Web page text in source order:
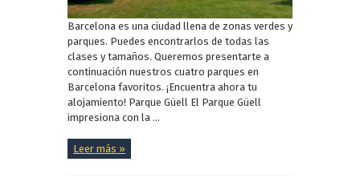
Barcelona es una ciudad llena de zonas verdes y
parques. Puedes encontrarlos de todas las
clases y tamaños. Queremos presentarte a
continuación nuestros cuatro parques en
Barcelona favoritos. ¡Encuentra ahora tu
alojamiento! Parque Güell El Parque Güell
impresiona con la ...
Leer más »